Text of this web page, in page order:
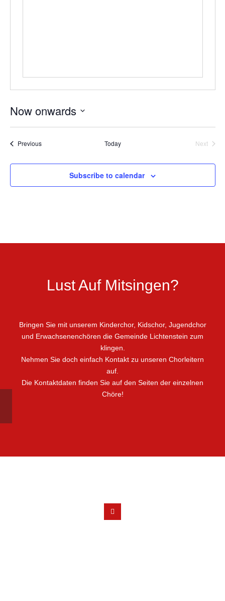
Now onwards
date.
PreviousEvents Today Next
Subscribe to calendar
Lust Auf Mitsingen?
Bringen Sie mit unserem Kinderchor, Kidschor, Jugendchor
und Erwachsenenchören die Gemeinde Lichtenstein zum
klingen.
Nehmen Sie doch einfach Kontakt zu unseren Chorleitern
auf.
Die Kontaktdaten finden Sie auf den Seiten der einzelnen
Chöre!